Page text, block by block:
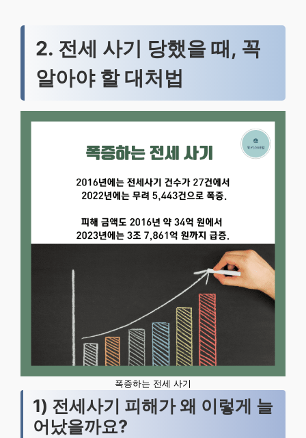
2. 전세 사기 당했을 때, 꼭
알아야 할 대처법
폭증하는 전세 사기
1) 전세사기 피해가 왜 이렇게 늘
어났을까요?